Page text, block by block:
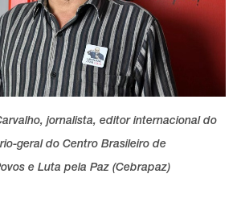
jornalista, editor internacional do
geral do Centro Brasileiro de
e Luta pela Paz (Cebrapaz)